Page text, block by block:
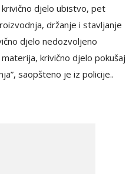
djelo ubistvo, pet
držanje i stavljanje
djelo nedozvoljeno
krivično djelo pokušaj
saopšteno je iz policije..